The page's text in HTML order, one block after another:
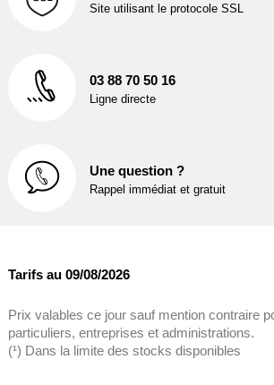
Site utilisant le protocole SSL
03 88 70 50 16
Ligne directe
Une question ?
Rappel immédiat et gratuit
Tarifs au 09/08/2026
Prix valables ce jour sauf mention contraire
particuliers, entreprises et administrations.
(¹) Dans la limite des stocks disponibles